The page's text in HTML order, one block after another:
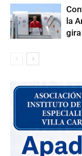
la